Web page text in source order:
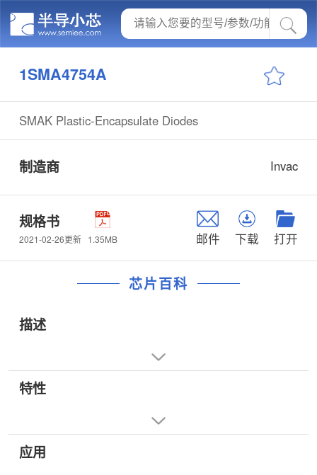
1SMA4754A
SMAK Plastic-Encapsulate Diodes
制造商 Invac
规格书
2021-02-26更新 1.35MB 邮件 下载 打开
芯片百科
描述
特性
应用